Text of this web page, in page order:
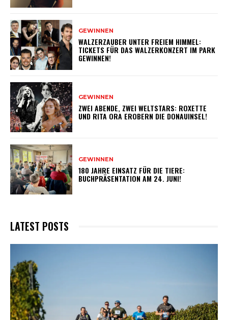
GEWINNEN
WALZERZAUBER UNTER FREIEM HIMMEL:
TICKETS FÜR DAS WALZERKONZERT IM PARK
GEWINNEN!
GEWINNEN
ZWEI ABENDE, ZWEI WELTSTARS: ROXETTE
UND RITA ORA EROBERN DIE DONAUINSEL!
GEWINNEN
180 JAHRE EINSATZ FÜR DIE TIERE:
BUCHPRÄSENTATION AM 24. JUNI!
LATEST POSTS